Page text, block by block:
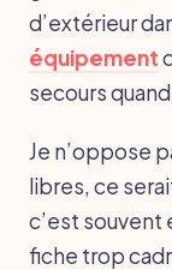
d’extérieur
équipement
secours
Je n’oppose
libres, ce
c’est souvent
fiche trop